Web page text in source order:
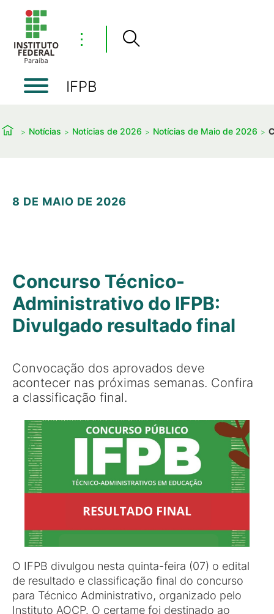
⋮
IFPB
Notícias Notícias de 2026 Notícias de Maio de 2026
8 DE MAIO DE 2026
Concurso Técnico-
Administrativo do IFPB:
Divulgado resultado final
Convocação dos aprovados deve
acontecer nas próximas semanas. Confira
a classificação final.
O IFPB divulgou nesta quinta-feira (07) o edital
de resultado e classificação final do concurso
para Técnico Administrativo, organizado pelo
Instituto AOCP. O certame foi destinado ao